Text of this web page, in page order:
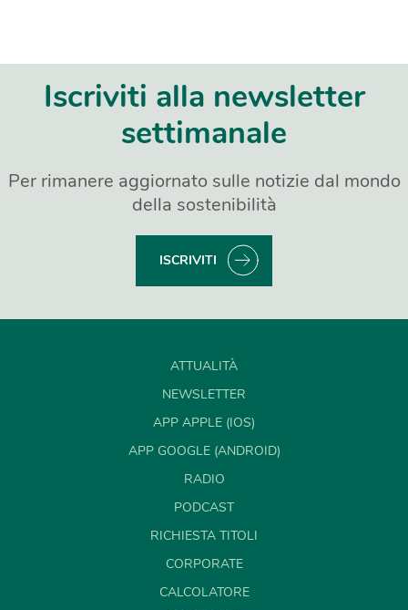
Iscriviti alla newsletter
settimanale
Per rimanere aggiornato sulle notizie dal mondo
della sostenibilità
ISCRIVITI
ATTUALITÀ
NEWSLETTER
APP APPLE (IOS)
APP GOOGLE (ANDROID)
RADIO
PODCAST
RICHIESTA TITOLI
CORPORATE
CALCOLATORE